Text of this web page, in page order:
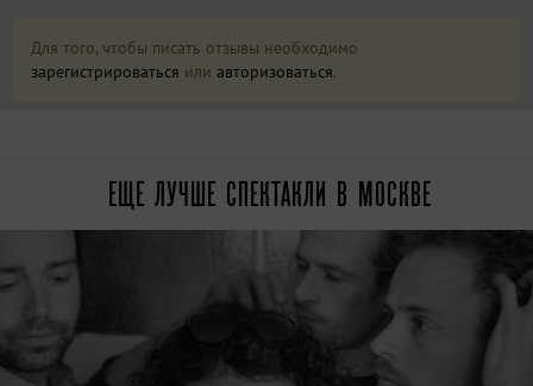
Для того, чтобы писать отзывы необходимо
зарегистрироваться или авторизоваться.
ЕЩЕ ЛУЧШЕ СПЕКТАКЛИ В МОСКВЕ